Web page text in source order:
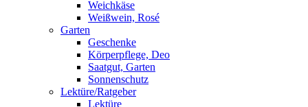
Weichkäse
Weißwein, Rosé
Garten
Geschenke
Körperpflege, Deo
Saatgut, Garten
Sonnenschutz
Lektüre/Ratgeber
Lektüre